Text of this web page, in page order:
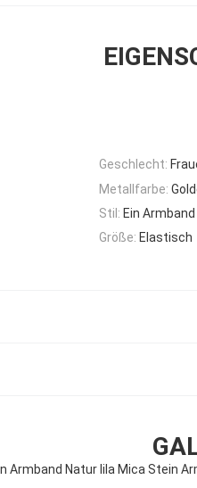
Geschlecht:
Metallfarbe:
Stil: Ein Armband
Größe: Elastisch
Armband Natur lila Mica Stein